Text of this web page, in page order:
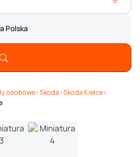
Polska
osobowe›Skoda›Skoda Kielce›
/ 4 Zobacz galerię